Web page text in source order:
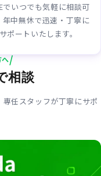
でいつでも気軽に相談可
年中無休で迅速・丁寧に
サポートいたします。
/
相談
任スタッフが丁寧にサポ